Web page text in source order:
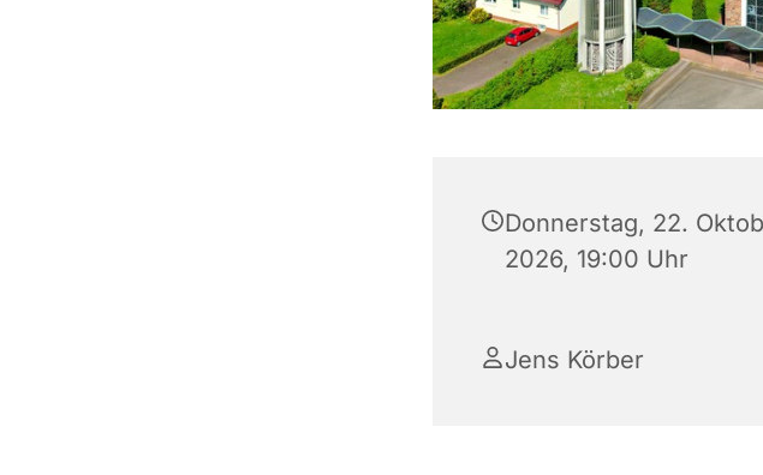
Donnerstag, 22.
2026, 19:00 Uhr
Jens Körber